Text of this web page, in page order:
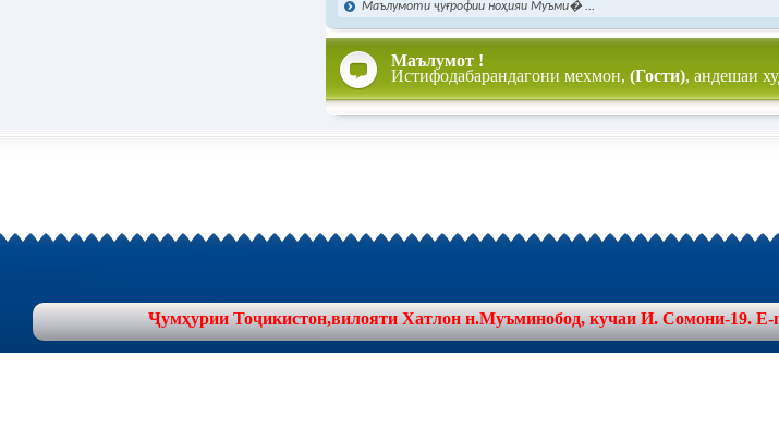
Маълумоти ҷуғрофии ноҳияи Муъми� ...
Маълумот !
Истифодабарандагони мехмон, (Гости), андешаи
Ҷумҳурии Тоҷикистон,вилояти Хатлон н.Муъминобод, кучаи И. Сомони-19.